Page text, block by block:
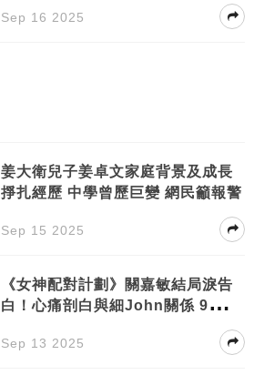
Sep 16 2025
姜大衛兒子姜卓文家庭背景及成長
掙扎經歷 中學曾歷巨變 網民籲報警
Sep 15 2025
《女神配對計劃》關嘉敏結局淚告
白！心痛剖白與細John關係 9字真
Sep 13 2025